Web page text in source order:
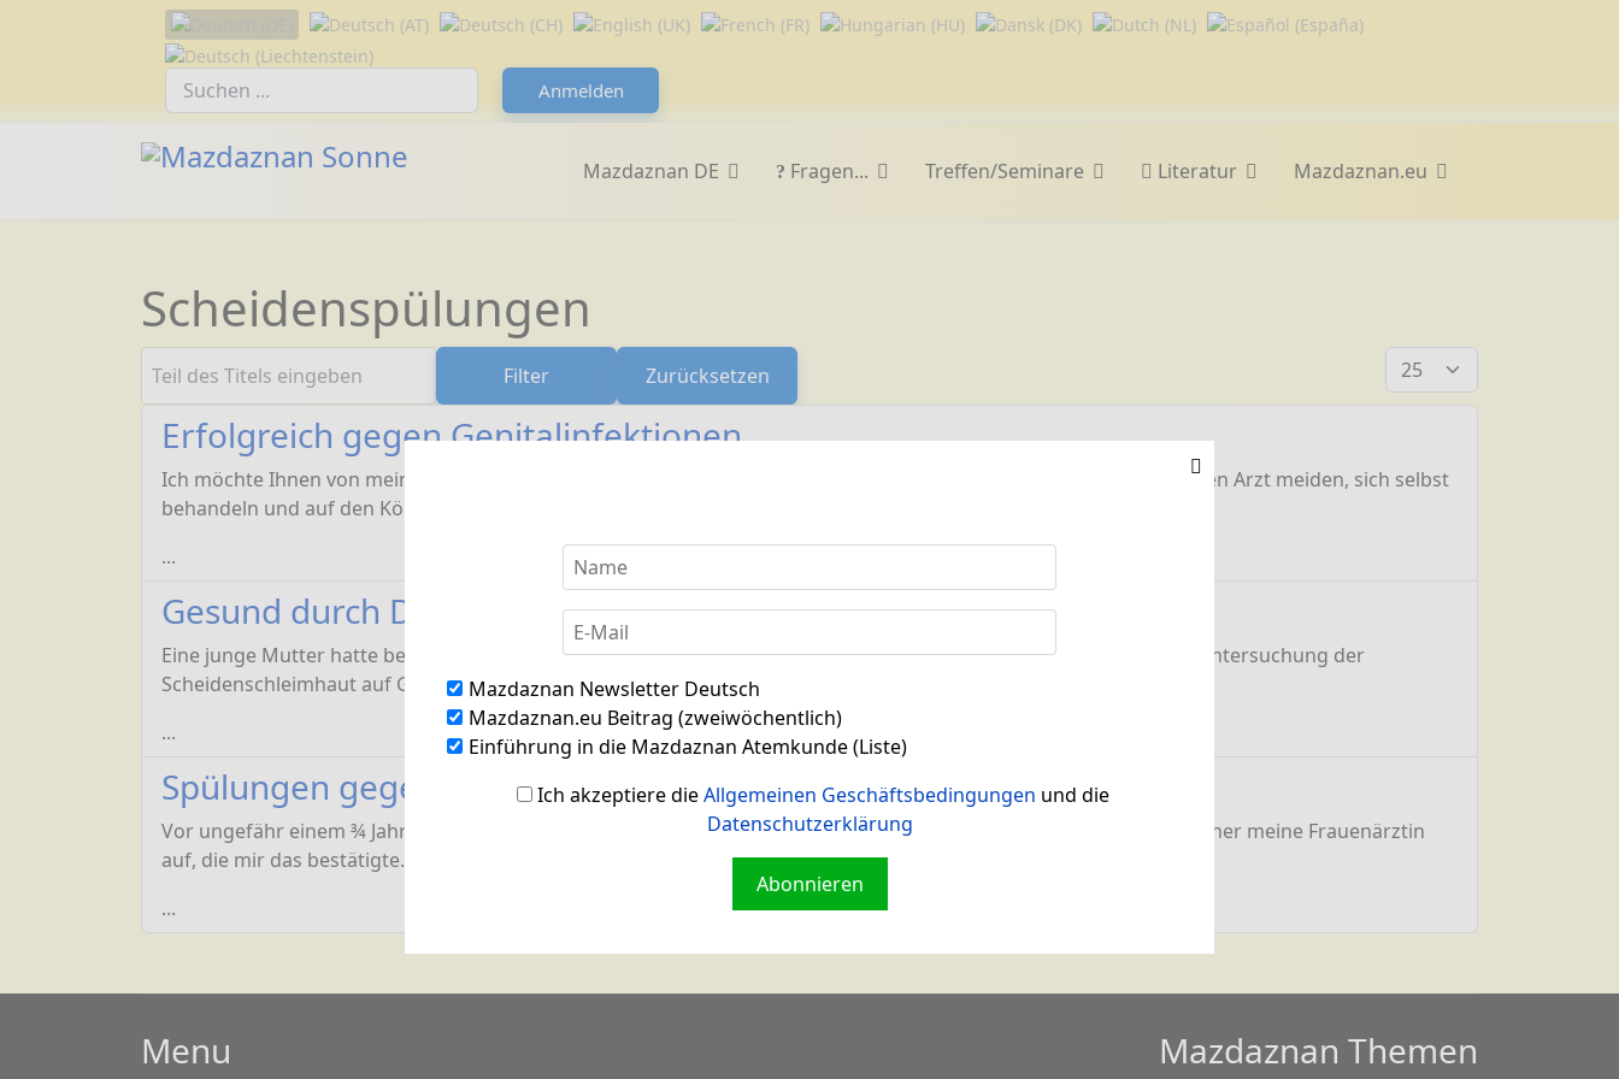
Mazdaznan Newsletter Deutsch
Mazdaznan.eu Beitrag (zweiwöchentlich)
Einführung in die Mazdaznan Atemkunde (Liste)
Ich akzeptiere dieAllgemeinen Geschäftsbedingungen und die
Datenschutzerklärung
Abonnieren
Sprache auswählen
Suchfeld
Anmelden
Mazdaznan DE Fragen... Treffen/Seminare Literatur Mazdaznan.eu
Scheidenspülungen
Filter Zurücksetzen
Anzeige #
Erfolgreich gegen Genitalinfektionen
Ich möchte Ihnen von meinem persönlichen Erfolgserlebnis berichten. Es verwundert mich jedes Mal, wenn man den Arzt meiden, sich selbst
behandeln und auf den Körper vertrauen kann. Jetzt habe ich
...
Gesund durch Darm- und Vaginal-Spülungen
Eine junge Mutter hatte bei ihrer letzten Untersuchung beim Gynäkologen einen positiven Befund des Pap-Tests (Untersuchung der
Scheidenschleimhaut auf Gebärmutterhalskrebs) erhalten. Sie war
...
Spülungen gegen Scheidenpilze
Vor ungefähr einem ¾ Jahr hatte ich den Verdacht, daß sich bei mir Scheidenpilze eingenistet hätten und suchte daher meine Frauenärztin
auf, die mir das bestätigte. „Wunderbar“, dachte ich bei
...
Menu Mazdaznan Themen